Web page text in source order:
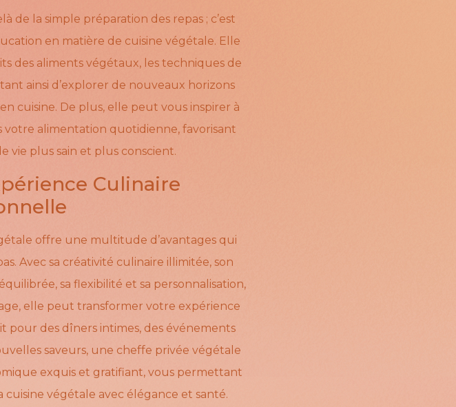
de la simple préparation des repas ; c’est
en matière de cuisine végétale. Elle
des aliments végétaux, les techniques de
ainsi d’explorer de nouveaux horizons
cuisine. De plus, elle peut vous inspirer à
alimentation quotidienne, favorisant
vie plus sain et plus conscient.
Culinaire
offre une multitude d’avantages qui
Avec sa créativité culinaire illimitée, son
sa flexibilité et sa personnalisation,
elle peut transformer votre expérience
pour des dîners intimes, des événements
saveurs, une cheffe privée végétale
exquis et gratifiant, vous permettant
cuisine végétale avec élégance et santé.